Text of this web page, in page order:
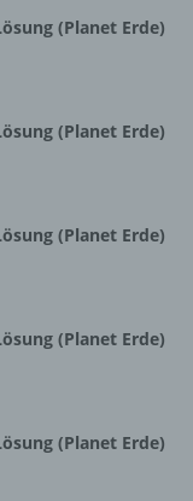
(Planet Erde)
(Planet Erde)
(Planet Erde)
(Planet Erde)
(Planet Erde)
Mitgliedstaaten
so
Angebot